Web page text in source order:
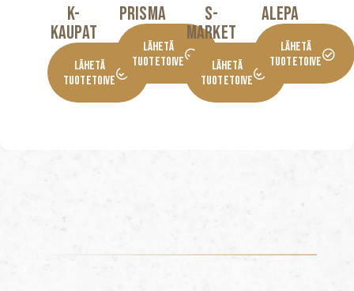
K-
KaupaT
Lähetä
Tuotetoive
Prisma
Lähetä
Tuotetoive
S-
Market
Lähetä
Tuotetoive
Alepa
Lähetä
Tuotetoive